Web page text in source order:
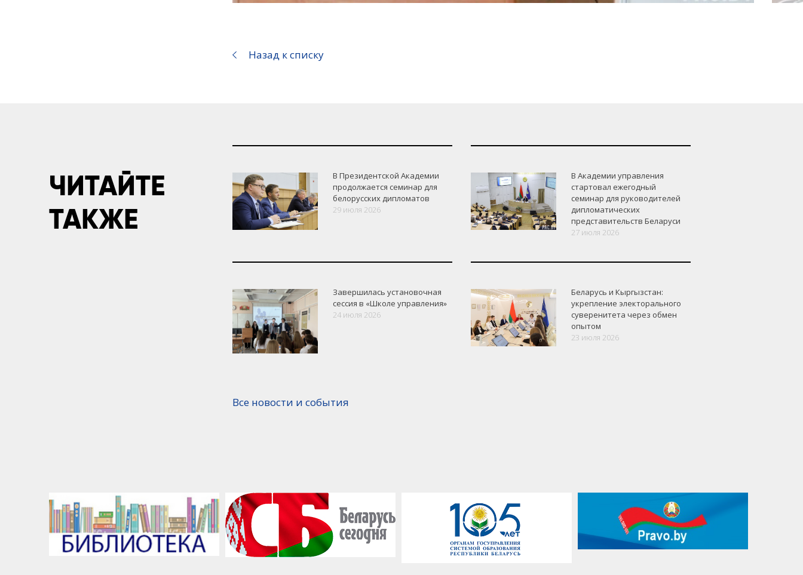
Назад к списку
ЧИТАЙТЕ
ТАКЖЕ
В Президентской Академии
продолжается семинар для
белорусских дипломатов
29 июля 2026
В Академии управления
стартовал ежегодный
семинар для руководителей
дипломатических
представительств Беларуси
27 июля 2026
Завершилась установочная
сессия в «Школе управления»
24 июля 2026
Беларусь и Кыргызстан:
укрепление электорального
суверенитета через обмен
опытом
23 июля 2026
Все новости и события